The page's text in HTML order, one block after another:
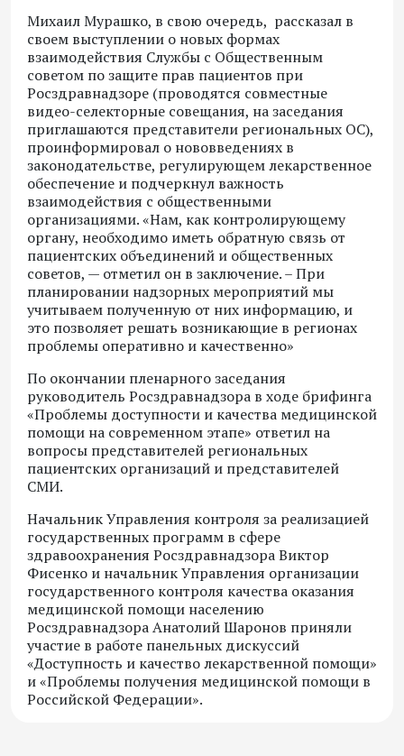
Михаил Мурашко, в свою очередь, рассказал в
своем выступлении о новых формах
взаимодействия Службы с Общественным
советом по защите прав пациентов при
Росздравнадзоре (проводятся совместные
видео-селекторные совещания, на заседания
приглашаются представители региональных ОС),
проинформировал о нововведениях в
законодательстве, регулирующем лекарственное
обеспечение и подчеркнул важность
взаимодействия с общественными
организациями. «Нам, как контролирующему
органу, необходимо иметь обратную связь от
пациентских объединений и общественных
советов, — отметил он в заключение. – При
планировании надзорных мероприятий мы
учитываем полученную от них информацию, и
это позволяет решать возникающие в регионах
проблемы оперативно и качественно»
По окончании пленарного заседания
руководитель Росздравнадзора в ходе брифинга
«Проблемы доступности и качества медицинской
помощи на современном этапе» ответил на
вопросы представителей региональных
пациентских организаций и представителей
СМИ.
Начальник Управления контроля за реализацией
государственных программ в сфере
здравоохранения Росздравнадзора Виктор
Фисенко и начальник Управления организации
государственного контроля качества оказания
медицинской помощи населению
Росздравнадзора Анатолий Шаронов приняли
участие в работе панельных дискуссий
«Доступность и качество лекарственной помощи»
и «Проблемы получения медицинской помощи в
Российской Федерации».